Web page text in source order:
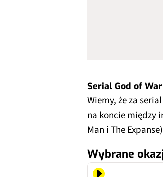
Serial God of War
Wiemy, że za
na koncie między
Man i The
Wybrane